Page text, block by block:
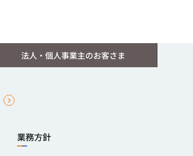
法人・個人事業主のお客さま
業務方針